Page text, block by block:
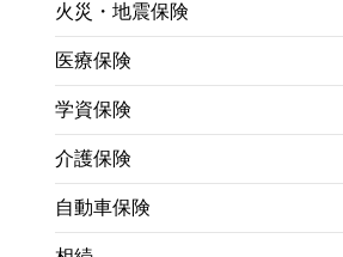
火災・地震保険
医療保険
学資保険
介護保険
自動車保険